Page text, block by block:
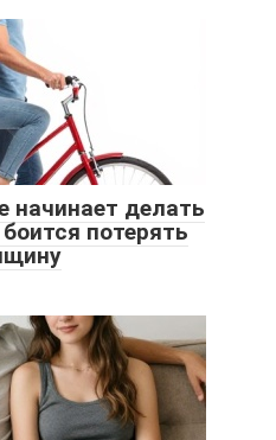
начинает делать
потерять